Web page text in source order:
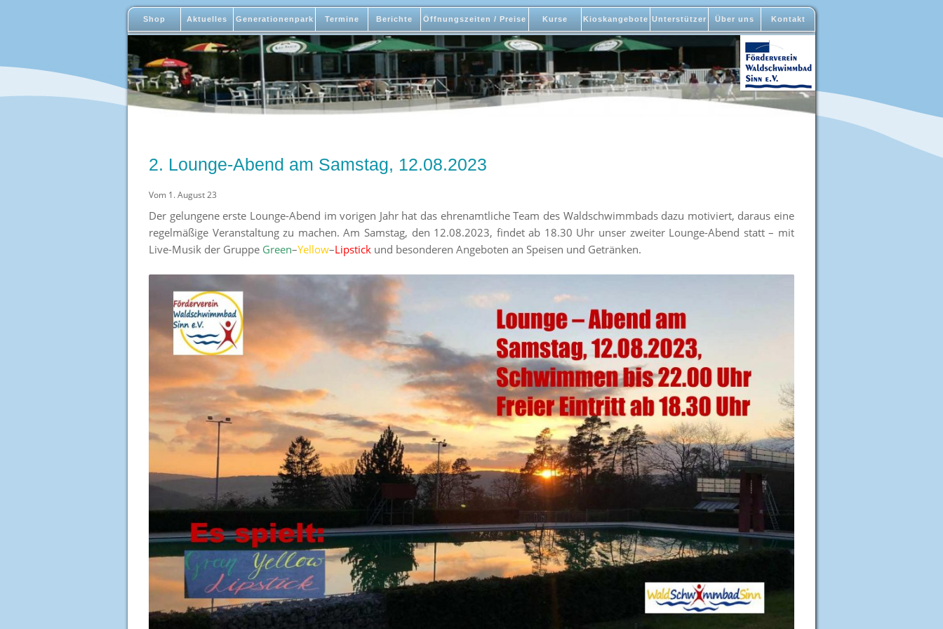
Shop Aktuelles Generationenpark Termine Berichte Öffnungszeiten / Preise Kurse Kioskangebote Unterstützer Über uns Kontakt
2. Lounge-Abend am Samstag, 12.08.2023
Vom 1. August 23
Der gelungene erste Lounge-Abend im vorigen Jahr hat das ehrenamtliche Team des Waldschwimmbads dazu motiviert, daraus eine
regelmäßige Veranstaltung zu machen. Am Samstag, den 12.08.2023, findet ab 18.30 Uhr unser zweiter Lounge-Abend statt – mit
Live-Musik der Gruppe Green–Yellow–Lipstick und besonderen Angeboten an Speisen und Getränken.